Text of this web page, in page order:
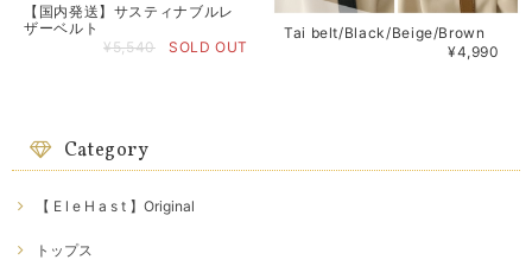
【国内発送】サスティナブルレ
ザーベルト
¥5,540
SOLD OUT
Tai belt/Black/Beige/Brown
¥4,990
Category
【 E l e H a s t 】Original
トップス